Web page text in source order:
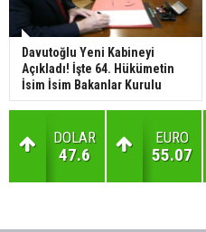
Davutoğlu Yeni Kabineyi
Açıkladı! İşte 64. Hükümetin
İsim İsim Bakanlar Kurulu
DOLAR
47.6
EURO
55.07